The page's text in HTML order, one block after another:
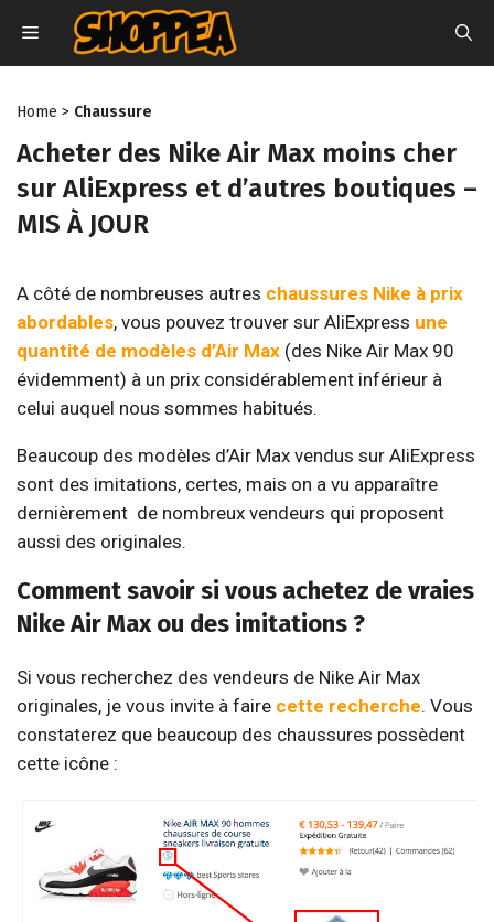
contenu
MENU
Home > Chaussure
Acheter des Nike Air Max moins cher
sur AliExpress et d’autres boutiques –
MIS À JOUR
A côté de nombreuses autres chaussures Nike à prix
abordables, vous pouvez trouver sur AliExpress une
quantité de modèles d’Air Max (des Nike Air Max 90
évidemment) à un prix considérablement inférieur à
celui auquel nous sommes habitués.
Beaucoup des modèles d’Air Max vendus sur AliExpress
sont des imitations, certes, mais on a vu apparaître
dernièrement de nombreux vendeurs qui proposent
aussi des originales.
Comment savoir si vous achetez de vraies
Nike Air Max ou des imitations ?
Si vous recherchez des vendeurs de Nike Air Max
originales, je vous invite à faire cette recherche. Vous
constaterez que beaucoup des chaussures possèdent
cette icône :